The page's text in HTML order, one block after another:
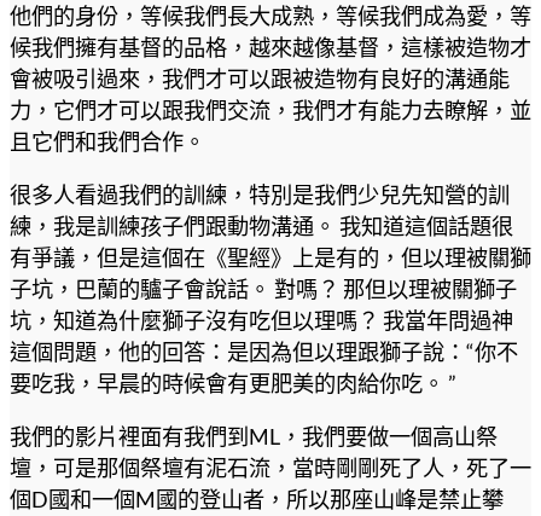
他們的身份，等候我們長大成熟，等候我們成為愛，等
候我們擁有基督的品格，越來越像基督，這樣被造物才
會被吸引過來，我們才可以跟被造物有良好的溝通能
力，它們才可以跟我們交流，我們才有能力去瞭解，並
且它們和我們合作。
很多人看過我們的訓練，特別是我們少兒先知營的訓
練，我是訓練孩子們跟動物溝通。 我知道這個話題很
有爭議，但是這個在《聖經》上是有的，但以理被關獅
子坑，巴蘭的驢子會說話。 對嗎？ 那但以理被關獅子
坑，知道為什麼獅子沒有吃但以理嗎？ 我當年問過神
這個問題，他的回答：是因為但以理跟獅子說：“你不
要吃我，早晨的時候會有更肥美的肉給你吃。 ”
我們的影片裡面有我們到ML，我們要做一個高山祭
壇，可是那個祭壇有泥石流，當時剛剛死了人，死了一
個D國和一個M國的登山者，所以那座山峰是禁止攀